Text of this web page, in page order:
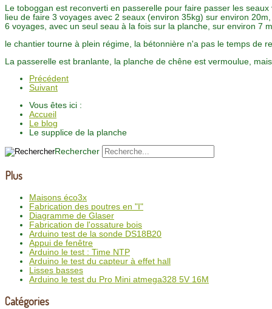
Le toboggan est reconverti en passerelle pour faire passer les
lieu de faire 3 voyages avec 2 seaux (environ 35kg) sur environ
6 voyages, avec un seul seau à la fois sur la planche, sur environ 7
le chantier tourne à plein régime, la bétonnière n'a pas le temps de
La passerelle est branlante, la planche de chêne est vermoulue,
Précédent
Suivant
Vous êtes ici :
Accueil
Le blog
Le supplice de la planche
Rechercher
Plus
Maisons éco3x
Fabrication des poutres en "I"
Diagramme de Glaser
Fabrication de l'ossature bois
Arduino test de la sonde DS18B20
Appui de fenêtre
Arduino le test : Time NTP
Arduino le test du capteur à effet hall
Lisses basses
Arduino le test du Pro Mini atmega328 5V 16M
Catégories